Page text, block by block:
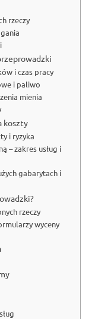
rzeczy
i czas pracy
i paliwo
mienia
koszty
i ryzyka
– zakres usług i
gabarytach i
rzeczy
wyceny